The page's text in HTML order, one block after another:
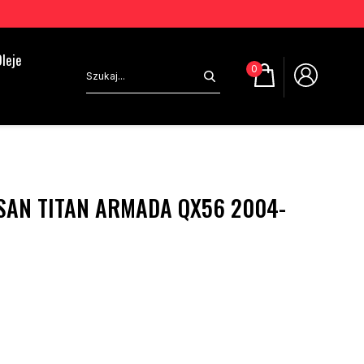
0
TITAN ARMADA QX56 2004-